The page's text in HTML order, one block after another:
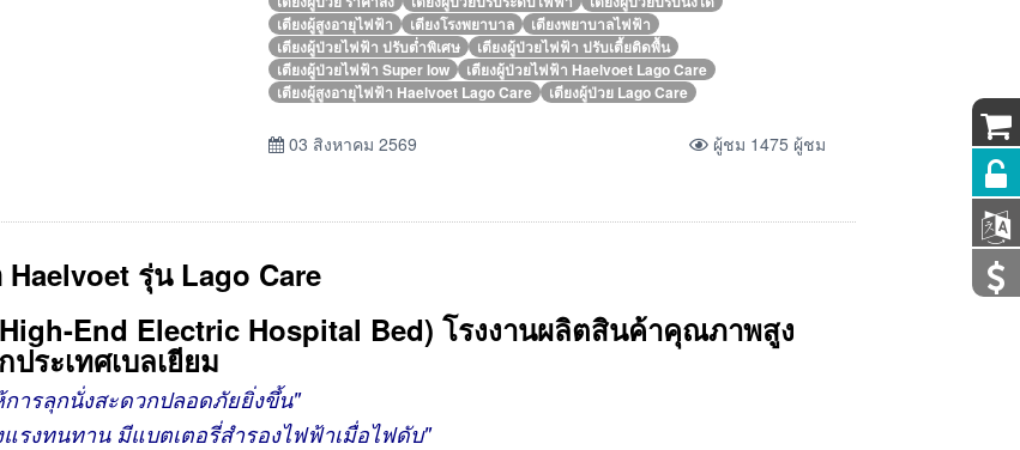
เตียงผู้สูงอายุไฟฟ้า
เตียงโรงพยาบาล
เตียงพยาบาลไฟฟ้า
เตียงผู้ป่วยไฟฟ้า ปรับต่ำพิเศษ
เตียงผู้ป่วยไฟฟ้า ปรับเตี้ยติดพื้น
เตียงผู้ป่วยไฟฟ้า Super low
เตียงผู้ป่วยไฟฟ้า Haelvoet Lago Care
เตียงผู้สูงอายุไฟฟ้า Haelvoet Lago Care
เตียงผู้ป่วย Lago Care
03 สิงหาคม 2569 ผู้ชม 1475 ผู้ชม
รุ่น Lago Care
End Electric Hospital Bed) โรงงานผลิตสินค้าคุณภาพสูง
ประเทศเบลเยียม
การลุกนั่งสะดวกปลอดภัยยิ่งขึ้น"
แรงทนทาน มีแบตเตอรี่สำรองไฟฟ้าเมื่อไฟดับ"